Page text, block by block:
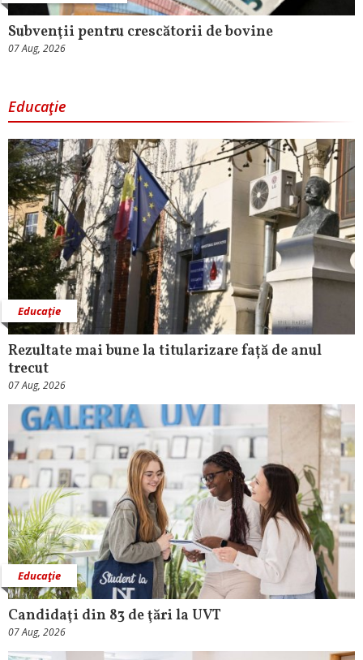
Subvenţii pentru crescătorii de bovine
07 Aug, 2026
Educaţie
Educaţie
Rezultate mai bune la titularizare față de anul
trecut
07 Aug, 2026
Educaţie
Candidaţi din 83 de ţări la UVT
07 Aug, 2026